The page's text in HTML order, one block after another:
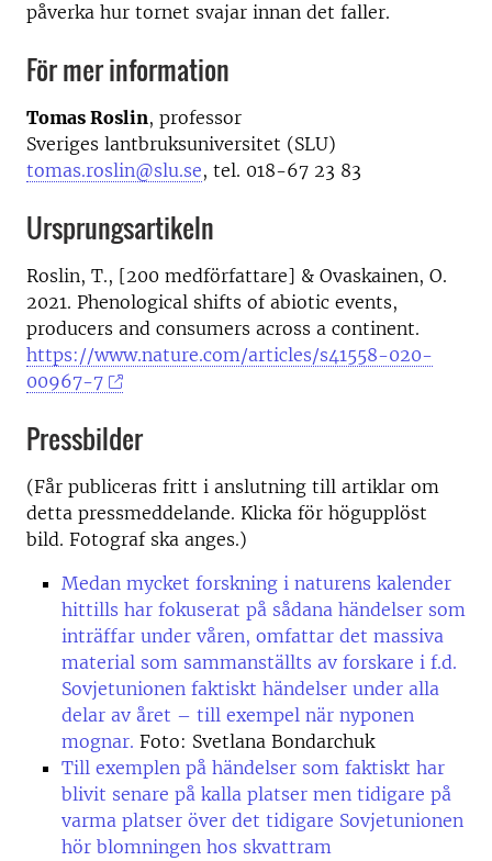
påverka hur tornet svajar innan det faller.
För mer information
Tomas Roslin, professor
Sveriges lantbruksuniversitet (SLU)
tomas.roslin@slu.se, tel. 018-67 23 83
Ursprungsartikeln
Roslin, T., [200 medförfattare] & Ovaskainen, O.
2021. Phenological shifts of abiotic events,
producers and consumers across a continent.
https://www.nature.com/articles/s41558-020-
00967-7
Pressbilder
(Får publiceras fritt i anslutning till artiklar om
detta pressmeddelande. Klicka för högupplöst
bild. Fotograf ska anges.)
Medan mycket forskning i naturens kalender
hittills har fokuserat på sådana händelser som
inträffar under våren, omfattar det massiva
material som sammanställts av forskare i f.d.
Sovjetunionen faktiskt händelser under alla
delar av året – till exempel när nyponen
mognar. Foto: Svetlana Bondarchuk
Till exemplen på händelser som faktiskt har
blivit senare på kalla platser men tidigare på
varma platser över det tidigare Sovjetunionen
hör blomningen hos skvattram